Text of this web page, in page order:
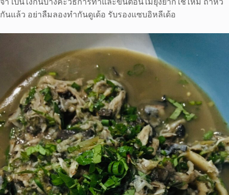
กันแล้ว อย่าลืมลองทำกันดูเด้อ รับรองแซบอิหลีเด้อ